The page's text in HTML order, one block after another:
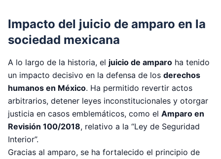
Impacto del juicio de amparo en la
sociedad mexicana
A lo largo de la historia, el juicio de amparo ha tenido
un impacto decisivo en la defensa de los derechos
humanos en México. Ha permitido revertir actos
arbitrarios, detener leyes inconstitucionales y otorgar
justicia en casos emblemáticos, como el Amparo en
Revisión 100/2018, relativo a la “Ley de Seguridad
Interior”.
Gracias al amparo, se ha fortalecido el principio de